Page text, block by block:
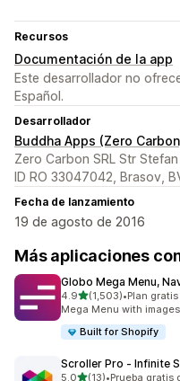
Recursos
Documentación de la app
Este desarrollador no
Español.
Desarrollador
Buddha Apps (Zero
Zero Carbon SRL Str
ID RO 33047042, Brasov,
Fecha de lanzamiento
19 de agosto de 2016
Más aplicaciones
Globo Mega Menu,
4.9de 5 estrellas
(1,503)
1503 reseñas en total
•Plan
Mega Menu with
Built for Shopify
Scroller Pro ‑ Infinite
5.0de 5 estrellas
(13)•Prueba gratis